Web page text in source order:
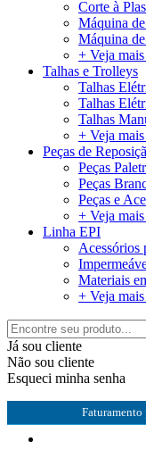
Corte à
Máquina
Máquina
+ Veja
Talhas e Trolleys
Talhas
Talhas
Talhas
+ Veja
Peças de
Peças
Peças
Peças e
+ Veja
Linha EPI
Acessórios
Materiais
+ Veja
Já sou cliente
Não sou cliente
Esqueci minha senha